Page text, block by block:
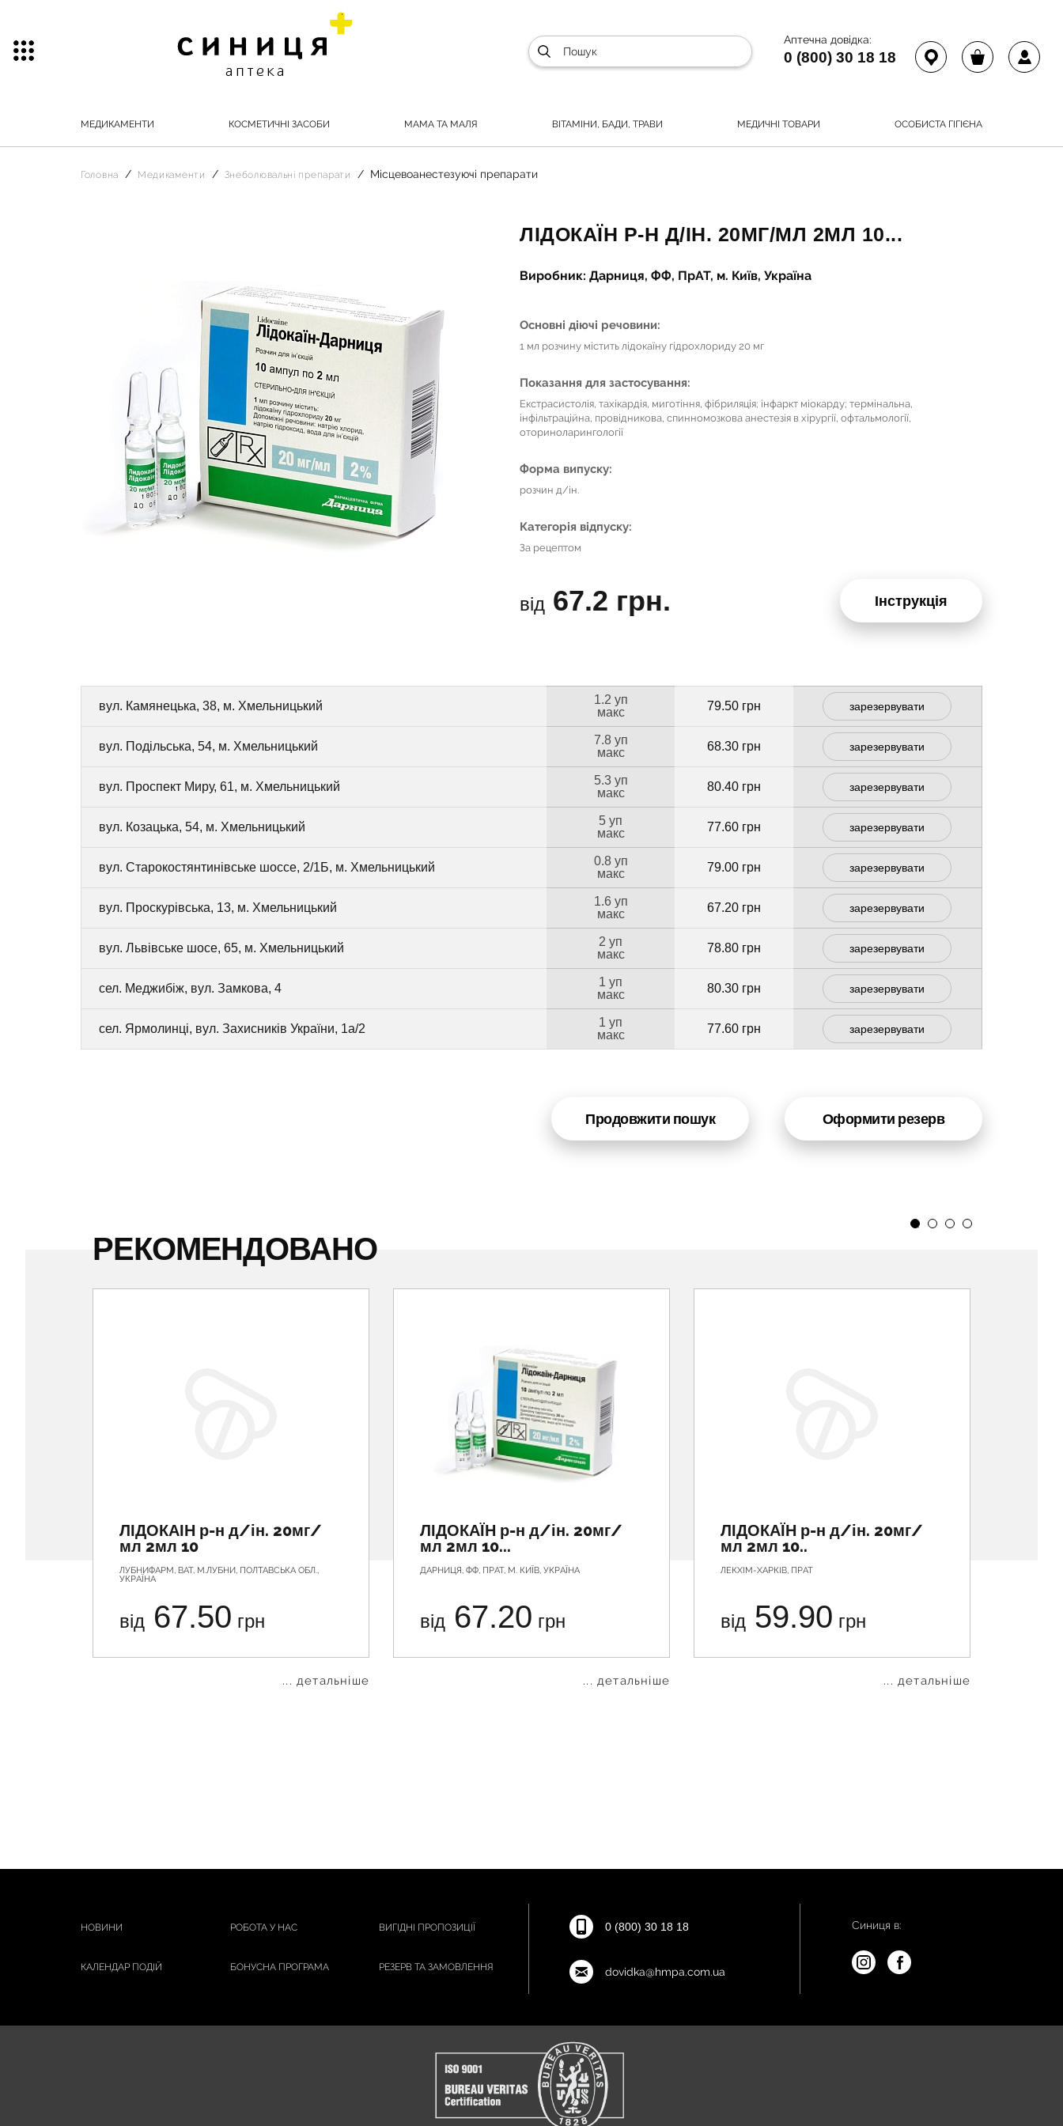
Аптечна довідка:
0 (800) 30 18 18
МЕДИКАМЕНТИ КОСМЕТИЧНІ ЗАСОБИ МАМА ТА МАЛЯ ВІТАМІНИ, БАДИ, ТРАВИ МЕДИЧНІ ТОВАРИ ОСОБИСТА ГІГІЄНА
Головна Медикаменти Знеболювальні препарати Місцевоанестезуючі препарати
ЛІДОКАЇН Р-Н Д/ІН. 20МГ/МЛ 2МЛ 10...
Виробник: Дарниця, ФФ, ПрАТ, м. Київ, Україна
Основні діючі речовини:
1 мл розчину містить лідокаїну гідрохлориду 20 мг
Показання для застосування:
Екстрасистолія, тахікардія, миготіння, фібриляція; інфаркт міокарду; термінальна,
інфільтраційна, провідникова, спинномозкова анестезія в хірургії, офтальмології,
оториноларингології
Форма випуску:
розчин д/ін.
Категорія відпуску:
За рецептом
від 67.2 грн. Інструкція
вул. Камянецька, 38, м. Хмельницький
1.2 уп
макс
79.50 грн зарезервувати
вул. Подільська, 54, м. Хмельницький
7.8 уп
макс
68.30 грн зарезервувати
вул. Проспект Миру, 61, м. Хмельницький
5.3 уп
макс
80.40 грн зарезервувати
вул. Козацька, 54, м. Хмельницький
5 уп
макс
77.60 грн зарезервувати
вул. Старокостянтинівське шоссе, 2/1Б, м. Хмельницький
0.8 уп
макс
79.00 грн зарезервувати
вул. Проскурівська, 13, м. Хмельницький
1.6 уп
макс
67.20 грн зарезервувати
вул. Львівське шосе, 65, м. Хмельницький
2 уп
макс
78.80 грн зарезервувати
сел. Меджибіж, вул. Замкова, 4
1 уп
макс
80.30 грн зарезервувати
сел. Ярмолинці, вул. Захисників України, 1а/2
1 уп
макс
77.60 грн зарезервувати
Продовжити пошук Оформити резерв
РЕКОМЕНДОВАНО
ЛІДОКАІН р-н д/ін. 20мг/
мл 2мл 10
ЛУБНИФАРМ, ВАТ, М.ЛУБНИ, ПОЛТАВСЬКА ОБЛ.,
УКРАЇНА
від 67.50 грн
... детальніше
ЛІДОКАЇН р-н д/ін. 20мг/
мл 2мл 10...
ДАРНИЦЯ, ФФ, ПРАТ, М. КИЇВ, УКРАЇНА
від 67.20 грн
... детальніше
ЛІДОКАЇН р-н д/ін. 20мг/
мл 2мл 10..
ЛЕКХІМ-ХАРКІВ, ПРАТ
від 59.90 грн
... детальніше
НОВИНИ РОБОТА У НАС ВИГІДНІ ПРОПОЗИЦІЇ
КАЛЕНДАР ПОДІЙ БОНУСНА ПРОГРАМА РЕЗЕРВ ТА ЗАМОВЛЕННЯ
0 (800) 30 18 18
dovidka@hmpa.com.ua
Синиця в: